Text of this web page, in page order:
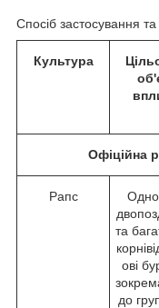
Спосіб застосування
Культура
Офіційна
Рапс
та
ові
до